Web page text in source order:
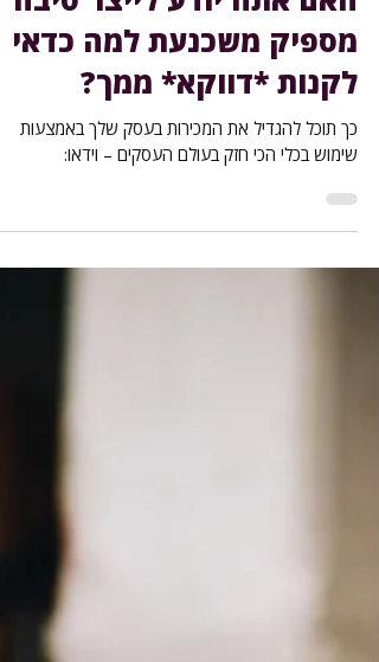
מספיק משכנעת למה כדאי
לקנות *דווקא* ממך?
כך תוכל להגדיל את המכירות בעסק שלך באמצעות
שימוש בכלי הכי חזק בעולם העסקים – וידאו: